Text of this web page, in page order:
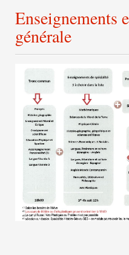
Enseignements
générale